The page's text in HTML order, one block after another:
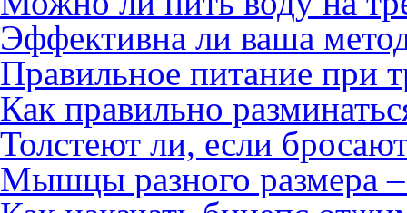
Эффективна ли ваша
Правильное питание при
Как правильно
Толстеют ли, если
Мышцы разного размера –